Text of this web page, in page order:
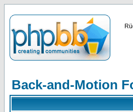
Back-and-Motion